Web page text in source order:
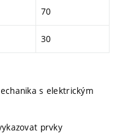
70
30
s elektrickým
prvky